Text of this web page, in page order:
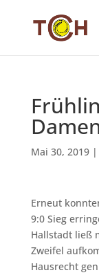
Mai 30, 2019|
Erneut
9:0 Sieg
Hallstadt ließ
Zweifel
Hausrecht